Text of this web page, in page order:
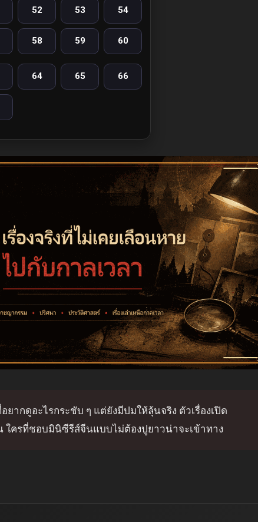
52 53 54
58 59 60
64 65 66
ยากดูอะไรกระชับ ๆ แต่ยังมีปมให้ลุ้นจริง ตัวเรื่องเปิด
ใครที่ชอบมินิซีรีส์จีนแบบไม่ต้องปูยาวน่าจะเข้าทาง